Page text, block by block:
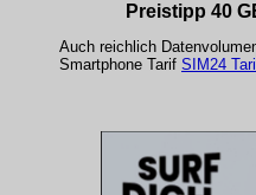
Preistipp 40
Auch reichlich
Smartphone Tarif SIM24